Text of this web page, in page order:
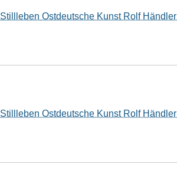
Stillleben Ostdeutsche Kunst Rolf
Stillleben Ostdeutsche Kunst Rolf